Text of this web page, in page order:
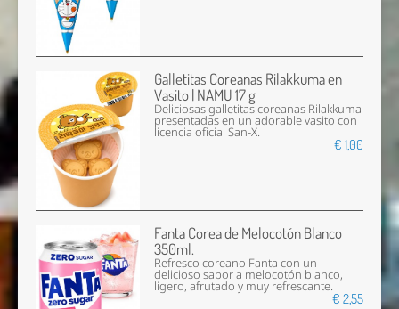
Galletitas Coreanas Rilakkuma en
Vasito | NAMU 17 g
Deliciosas galletitas coreanas Rilakkuma
presentadas en un adorable vasito con
licencia oficial San-X.
€ 1,00
Fanta Corea de Melocotón Blanco
350ml.
Refresco coreano Fanta con un
delicioso sabor a melocotón blanco,
ligero, afrutado y muy refrescante.
€ 2,55